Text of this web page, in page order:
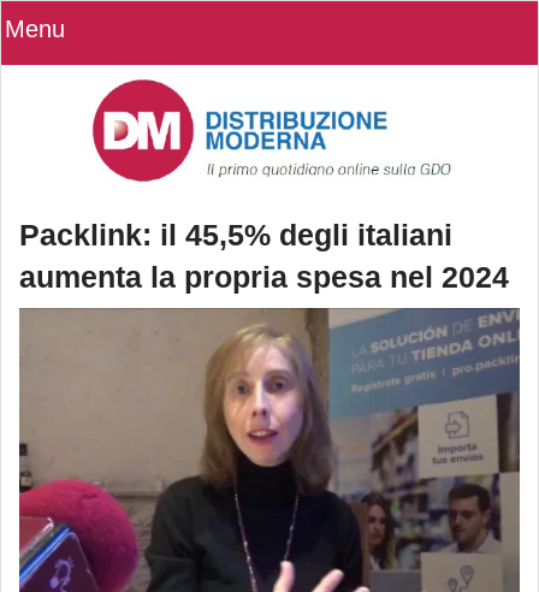
Menu
Packlink: il 45,5% degli italiani
aumenta la propria spesa nel 2024